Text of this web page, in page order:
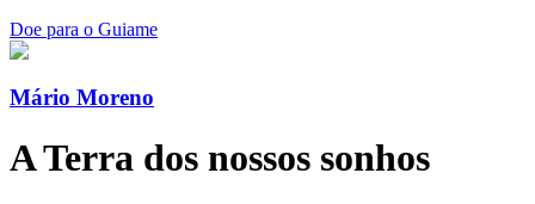
Doe para o Guiame
Mário Moreno
A Terra dos nossos sonhos